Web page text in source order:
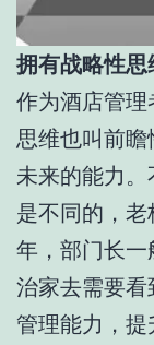
拥有战略性思
作为酒店管
思维也叫前
未来的能力
是不同的，
年，部门长
治家去需要
管理能力，